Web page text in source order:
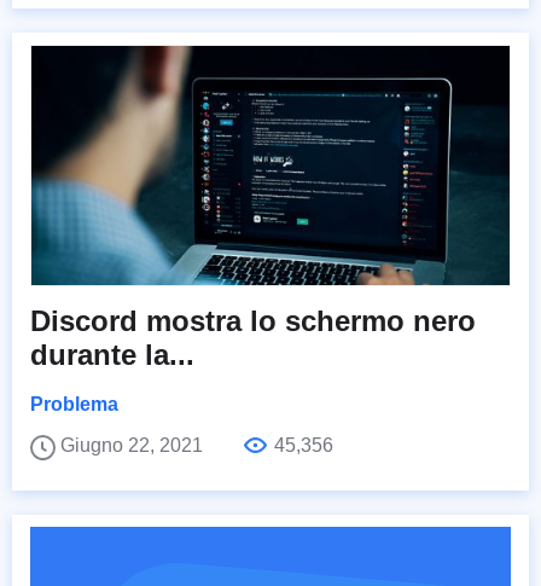
Discord mostra lo schermo nero
durante la...
Problema
Giugno 22, 2021
45,356